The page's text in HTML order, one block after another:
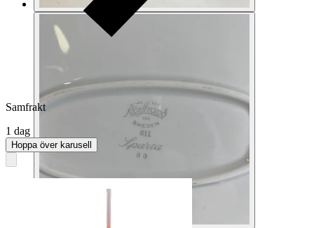
Samfrakt
1 dag
Hoppa över karusell